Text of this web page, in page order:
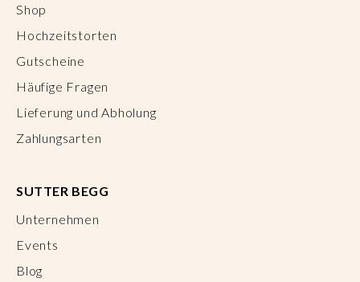
Shop
Hochzeitstorten
Gutscheine
Häufige Fragen
Lieferung und Abholung
Zahlungsarten
SUTTER BEGG
Unternehmen
Events
Blog